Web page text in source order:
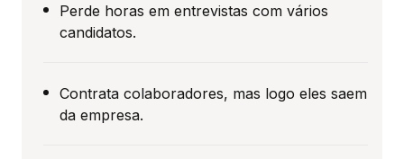
Perde horas em entrevistas com vários
candidatos.
Contrata colaboradores, mas logo eles saem
da empresa.